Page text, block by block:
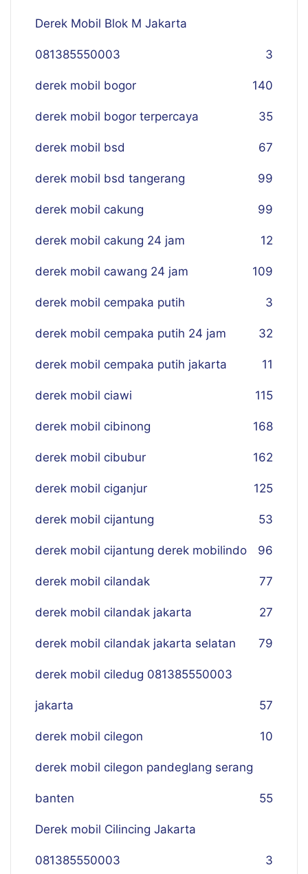
Derek Mobil Blok M Jakarta
081385550003 3
derek mobil bogor 140
derek mobil bogor terpercaya 35
derek mobil bsd 67
derek mobil bsd tangerang 99
derek mobil cakung 99
derek mobil cakung 24 jam 12
derek mobil cawang 24 jam 109
derek mobil cempaka putih 3
derek mobil cempaka putih 24 jam 32
derek mobil cempaka putih jakarta 11
derek mobil ciawi 115
derek mobil cibinong 168
derek mobil cibubur 162
derek mobil ciganjur 125
derek mobil cijantung 53
derek mobil cijantung derek mobilindo 96
derek mobil cilandak 77
derek mobil cilandak jakarta 27
derek mobil cilandak jakarta selatan 79
derek mobil ciledug 081385550003
jakarta 57
derek mobil cilegon 10
derek mobil cilegon pandeglang serang
banten 55
Derek mobil Cilincing Jakarta
081385550003 3